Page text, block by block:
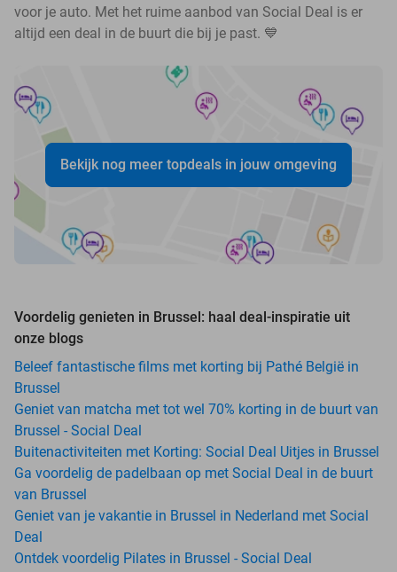
voor je auto. Met het ruime aanbod van Social Deal is er
altijd een deal in de buurt die bij je past. 💙
Bekijk nog meer topdeals in jouw omgeving
Voordelig genieten in Brussel: haal deal-inspiratie uit
onze blogs
Beleef fantastische films met korting bij Pathé België in
Brussel
Geniet van matcha met tot wel 70% korting in de buurt van
Brussel - Social Deal
Buitenactiviteiten met Korting: Social Deal Uitjes in Brussel
Ga voordelig de padelbaan op met Social Deal in de buurt
van Brussel
Geniet van je vakantie in Brussel in Nederland met Social
Deal
Ontdek voordelig Pilates in Brussel - Social Deal